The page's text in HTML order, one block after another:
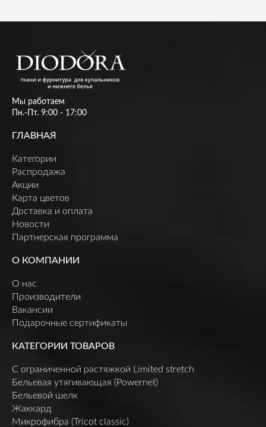
Мы работаем
Пн.-Пт. 9:00 - 17:00
ГЛАВНАЯ
Категории
Распродажа
Акции
Карта цветов
Доставка и оплата
Новости
Партнерская программа
О КОМПАНИИ
О нас
Производители
Вакансии
Подарочные сертификаты
КАТЕГОРИИ ТОВАРОВ
C ограниченной растяжкой Limited stretch
Бельевая утягивающая (Powernet)
Бельевой шелк
Жаккард
Микрофибра (Tricot classic)